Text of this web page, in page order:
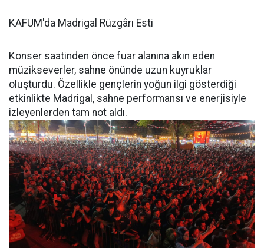
KAFUM'da Madrigal Rüzgârı Esti
Konser saatinden önce fuar alanına akın eden
müzikseverler, sahne önünde uzun kuyruklar
oluşturdu. Özellikle gençlerin yoğun ilgi gösterdiği
etkinlikte Madrigal, sahne performansı ve enerjisiyle
izleyenlerden tam not aldı.